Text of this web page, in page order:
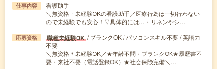
仕事内容
看護助手
＼無資格・未経験OKの看護助手／医療行為は一切行わない
ので未経験でも安心！▽具体的には…・リネンやシ…
応募資格 職種未経験OK / ブランクOK / パソコンスキル不要 / 英語力
不要
＼無資格＊未経験OK／★年齢不問・ブランクOK★履歴書不
要・来社不要（電話登録OK）★社会保険完備＼…